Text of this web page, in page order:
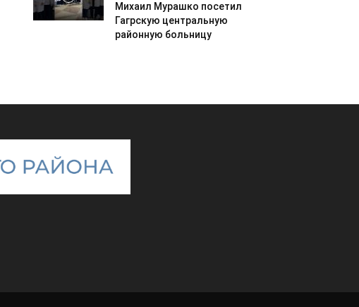
Михаил Мурашко посетил
Гагрскую центральную
районную больницу